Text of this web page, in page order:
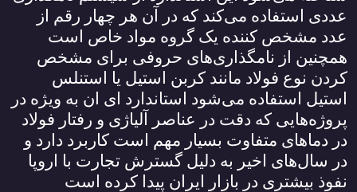
عددی استفاده می‌کند که در آن هر چهار رقم از
عدد مشخص کننده یک گروه مواد خاص است
همچنین از نامگذاری‌های حروفی برای مشخص
کردن نوع فولاد مانند کربن استیل یا استنلس
استیل استفاده می‌شود استاندارد ای ان به ویژه در
پروژه‌هایی که دقت در عناصر آلیاژی و رفتار فولاد
در دماهای متفاوت بسیار مهم است کاربرد دارد و
در سال‌های اخیر به دلیل گسترش تجارت با اروپا
نفوذ بیشتری در بازار ایران پیدا کرده است